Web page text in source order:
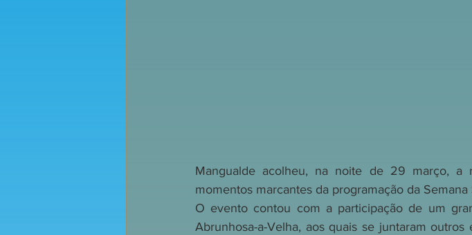
Mangualde acolheu, na noite de 29 março, a
momentos marcantes da programação da Semana
O evento contou com a participação de um
Abrunhosa-a-Velha, aos quais se juntaram